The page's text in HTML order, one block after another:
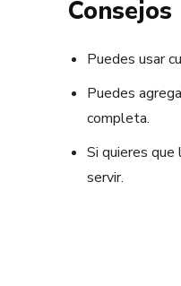
Consejos
Puedes usar
Puedes
completa.
Si quieres
servir.